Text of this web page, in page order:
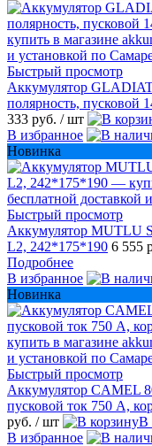
Быстрый просмотр
Аккумулятор
полярность, пусковой
333 руб. / шт
В избранное
Новинка
Быстрый просмотр
Аккумулятор MUTLU
L2, 242*175*190 6 555
Подробнее
В избранное
Новинка
Быстрый просмотр
Аккумулятор CAMEL
пусковой ток 750 А,
руб. / шт В
В избранное